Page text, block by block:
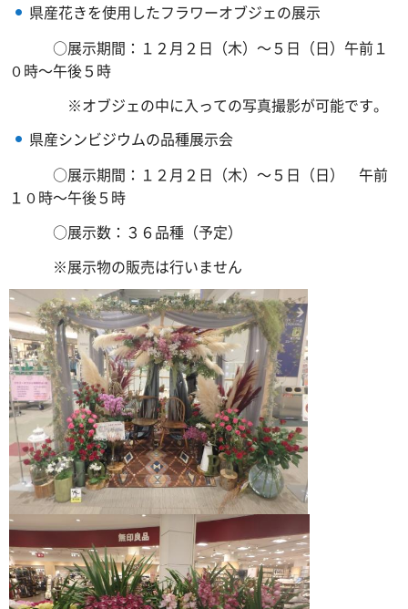
県産花きを使用したフラワーオブジェの展示
○展示期間：１２月２日（木）～５日（日）午前１
０時～午後５時
※オブジェの中に入っての写真撮影が可能です。
県産シンビジウムの品種展示会
○展示期間：１２月２日（木）～５日（日） 午前
１０時～午後５時
○展示数：３６品種（予定）
※展示物の販売は行いません